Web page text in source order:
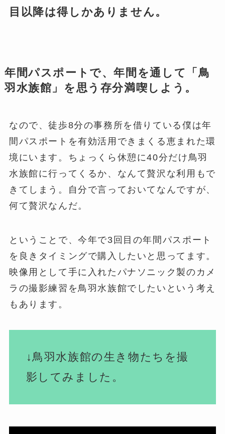
目以降は得しかありません。
年間パスポートで、年間を通して「鳥
羽水族館」を思う存分満喫しよう。
なので、徒歩8分の事務所を借りている僕は年
間パスポートを有効活用できまくる恵まれた環
境にいます。ちょっくら休憩に40分だけ鳥羽
水族館に行ってくるか、なんて贅沢な利用もで
きてしまう。自分で言っておいてなんですが、
何て贅沢なんだ。
ということで、今年で3回目の年間パスポート
を良きタイミングで購入したいと思ってます。
映像用として手に入れたパナソニック製のカメ
ラの撮影練習を鳥羽水族館でしたいという考え
もあります。
↓鳥羽水族館の生き物たちを撮
影してみました。